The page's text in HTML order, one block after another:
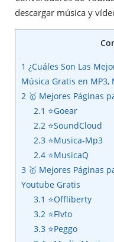
descargar música y
1 ¿Cuáles Son Las
Música Gratis en MP3,
2 🥇 Mejores Páginas
2.1 ⭐Goear
2.2 ⭐SoundCloud
2.3 ⭐Musica-Mp3
2.4 ⭐MusicaQ
3 🥇 Mejores Páginas
Youtube Gratis
3.1 ⭐Offliberty
3.2 ⭐Flvto
3.3 ⭐Peggo